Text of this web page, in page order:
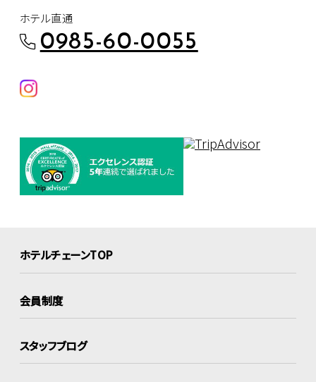
ホテル直通
0985-60-0055
ホテルチェーンTOP
会員制度
スタッフブログ